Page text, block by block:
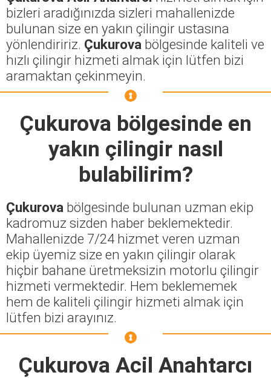
bizleri aradığınızda sizleri mahallenizde
bulunan size en yakın çilingir ustasına
yönlendiririz. Çukurova bölgesinde kaliteli ve
hızlı çilingir hizmeti almak için lütfen bizi
aramaktan çekinmeyin.
Çukurova bölgesinde en
yakın çilingir nasıl
bulabilirim?
Çukurova bölgesinde bulunan uzman ekip
kadromuz sizden haber beklemektedir.
Mahallenizde 7/24 hizmet veren uzman
ekip üyemiz size en yakın çilingir olarak
hiçbir bahane üretmeksizin motorlu çilingir
hizmeti vermektedir. Hem beklememek
hem de kaliteli çilingir hizmeti almak için
lütfen bizi arayınız.
Çukurova Acil Anahtarcı